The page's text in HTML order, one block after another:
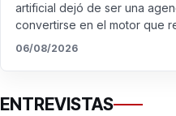
artificial dejó de ser una
convertirse en el motor que
06/08/2026
ENTREVISTAS